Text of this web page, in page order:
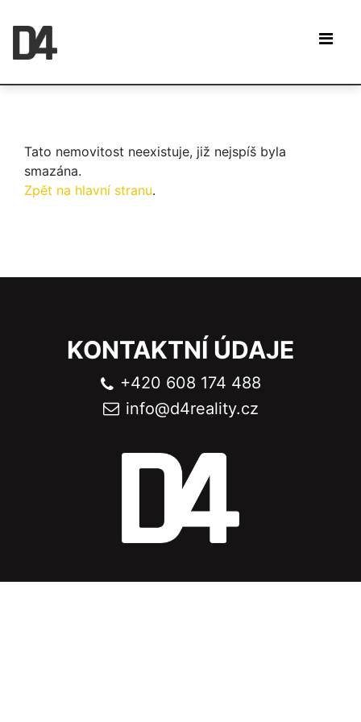
Tato nemovitost neexistuje, již nejspíš byla
smazána.
Zpět na hlavní stranu.
KONTAKTNÍ ÚDAJE
+420 608 174 488
info@d4reality.cz